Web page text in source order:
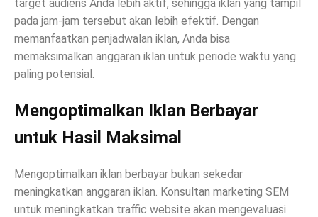
target audiens Anda lebih aktif, sehingga iklan yang tampil
pada jam-jam tersebut akan lebih efektif. Dengan
memanfaatkan penjadwalan iklan, Anda bisa
memaksimalkan anggaran iklan untuk periode waktu yang
paling potensial.
Mengoptimalkan Iklan Berbayar
untuk Hasil Maksimal
Mengoptimalkan iklan berbayar bukan sekedar
meningkatkan anggaran iklan. Konsultan marketing SEM
untuk meningkatkan traffic website akan mengevaluasi